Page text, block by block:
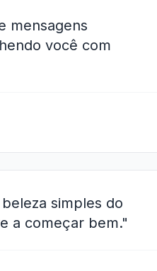
mensagens
você com
simples do
a começar bem."